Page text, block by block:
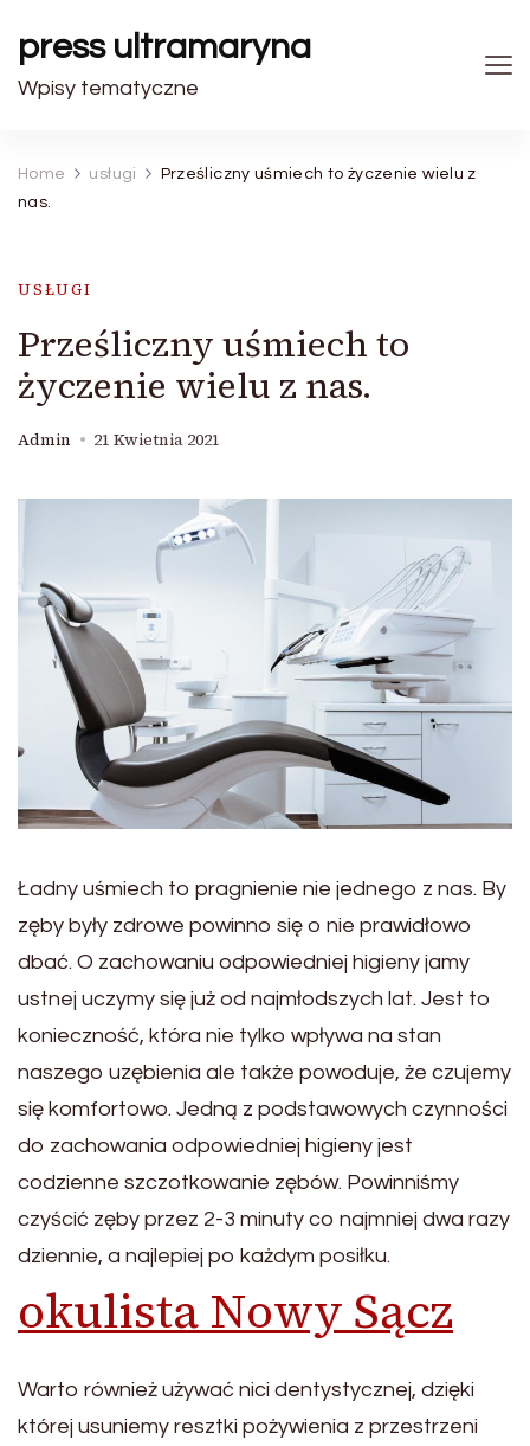
press ultramaryna
Wpisy tematyczne
Home usługi
Prześliczny uśmiech to życzenie wielu z
nas.
USŁUGI
Prześliczny uśmiech to
życzenie wielu z nas.
Admin 21 Kwietnia 2021
Ładny uśmiech to pragnienie nie jednego z nas. By
zęby były zdrowe powinno się o nie prawidłowo
dbać. O zachowaniu odpowiedniej higieny jamy
ustnej uczymy się już od najmłodszych lat. Jest to
konieczność, która nie tylko wpływa na stan
naszego uzębienia ale także powoduje, że czujemy
się komfortowo. Jedną z podstawowych czynności
do zachowania odpowiedniej higieny jest
codzienne szczotkowanie zębów. Powinniśmy
czyścić zęby przez 2-3 minuty co najmniej dwa razy
dziennie, a najlepiej po każdym posiłku.
okulista Nowy Sącz
Warto również używać nici dentystycznej, dzięki
której usuniemy resztki pożywienia z przestrzeni